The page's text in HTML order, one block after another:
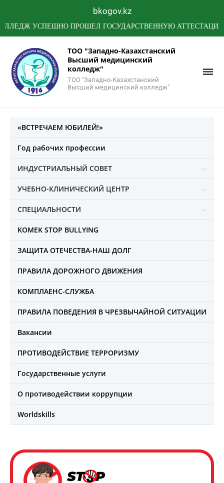
bkogov.kz
УСПЕШНО ПРОШЕЛ ГОСУДАРСТВЕННУЮ АТТЕСТАЦИЮ
ТОО "Западно-Казахстанский
Высший медицинский
колледж"
ТОО "Западно-Казахстанский
Высший медицинский колледж"
«ВСТРЕЧАЕМ ЮБИЛЕЙ!»
Год рабочих профессии
ИНДУСТРИАЛЬНЫЙ СОВЕТ
УЧЕБНО-КЛИНИЧЕСКИЙ ЦЕНТР
СПЕЦИАЛЬНОСТИ
KOMEK STOP BULLYING
ЗАЩИТА ОТЕЧЕСТВА-НАШ ДОЛГ
ПРАВИЛА ДОРОЖНОГО ДВИЖЕНИЯ
КОМПЛАЕНС-СЛУЖБА
ПРАВИЛА ПОВЕДЕНИЯ В ЧРЕЗВЫЧАЙНОЙ СИТУАЦИИ
Вакансии
ПРОТИВОДЕЙСТВИЕ ТЕРРОРИЗМУ
Государственные услуги
О противодействии коррупции
Worldskills